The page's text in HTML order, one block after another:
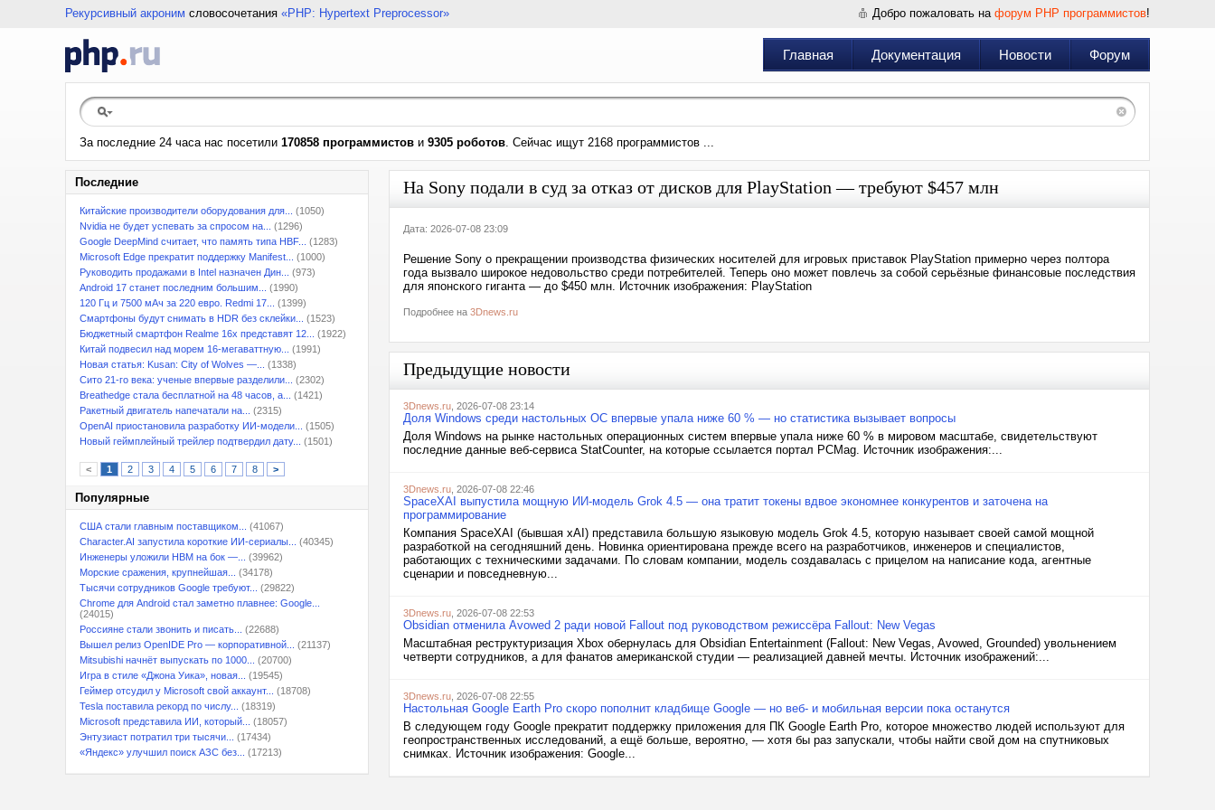
Рекурсивный акроним словосочетания «PHP: Hypertext Preprocessor» Добро пожаловать на форум PHP программистов!
Главная Документация Новости Форум
За последние 24 часа нас посетили 170858 программистов и 9305 роботов. Сейчас ищут 2168 программистов ...
Последние
Китайские производители оборудования для...
(1050)
Nvidia не будет успевать за спросом на...
(1296)
Google DeepMind считает, что память типа HBF...
(1283)
Microsoft Edge прекратит поддержку Manifest...
(1000)
Руководить продажами в Intel назначен Дин...
(973)
Android 17 станет последним большим...
(1990)
120 Гц и 7500 мАч за 220 евро. Redmi 17...
(1399)
Смартфоны будут снимать в HDR без склейки...
(1523)
Бюджетный смартфон Realme 16x представят 12...
(1922)
Китай подвесил над морем 16-мегаваттную...
(1991)
Новая статья: Kusan: City of Wolves —...
(1338)
Сито 21-го века: ученые впервые разделили...
(2302)
Breathedge стала бесплатной на 48 часов, а...
(1421)
Ракетный двигатель напечатали на...
(2315)
OpenAI приостановила разработку ИИ-модели...
(1505)
Новый геймплейный трейлер подтвердил дату...
(1501)
< 1 2 3 4 5 6 7 8 >
Популярные
США стали главным поставщиком...
(41067)
Character.AI запустила короткие ИИ-сериалы...
(40345)
Инженеры уложили HBM на бок —...
(39962)
Морские сражения, крупнейшая...
(34178)
Тысячи сотрудников Google требуют...
(29822)
Chrome для Android стал заметно плавнее: Google...
(24015)
Россияне стали звонить и писать...
(22688)
Вышел релиз OpenIDE Pro — корпоративной...
(21137)
Mitsubishi начнёт выпускать по 1000...
(20700)
Игра в стиле «Джона Уика», новая...
(19545)
Геймер отсудил у Microsoft свой аккаунт...
(18708)
Tesla поставила рекорд по числу...
(18319)
Microsoft представила ИИ, который...
(18057)
Энтузиаст потратил три тысячи...
(17434)
«Яндекс» улучшил поиск АЗС без...
(17213)
На Sony подали в суд за отказ от дисков для PlayStation — требуют $457 млн
Дата: 2026-07-08 23:09
Решение Sony о прекращении производства физических носителей для игровых приставок PlayStation примерно через полтора
года вызвало широкое недовольство среди потребителей. Теперь оно может повлечь за собой серьёзные финансовые последствия
для японского гиганта — до $450 млн. Источник изображения: PlayStation
Подробнее на 3Dnews.ru
Предыдущие новости
3Dnews.ru , 2026-07-08 23:14
Доля Windows среди настольных ОС впервые упала ниже 60 % — но статистика вызывает вопросы
Доля Windows на рынке настольных операционных систем впервые упала ниже 60 % в мировом масштабе, свидетельствуют
последние данные веб-сервиса StatCounter, на которые ссылается портал PCMag. Источник изображения:...
3Dnews.ru , 2026-07-08 22:46
SpaceXAI выпустила мощную ИИ-модель Grok 4.5 — она тратит токены вдвое экономнее конкурентов и заточена на
программирование
Компания SpaceXAI (бывшая xAI) представила большую языковую модель Grok 4.5, которую называет своей самой мощной
разработкой на сегодняшний день. Новинка ориентирована прежде всего на разработчиков, инженеров и специалистов,
работающих с техническими задачами. По словам компании, модель создавалась с прицелом на написание кода, агентные
сценарии и повседневную...
3Dnews.ru , 2026-07-08 22:53
Obsidian отменила Avowed 2 ради новой Fallout под руководством режиссёра Fallout: New Vegas
Масштабная реструктуризация Xbox обернулась для Obsidian Entertainment (Fallout: New Vegas, Avowed, Grounded) увольнением
четверти сотрудников, а для фанатов американской студии — реализацией давней мечты. Источник изображений:...
3Dnews.ru , 2026-07-08 22:55
Настольная Google Earth Pro скоро пополнит кладбище Google — но веб- и мобильная версии пока останутся
В следующем году Google прекратит поддержку приложения для ПК Google Earth Pro, которое множество людей используют для
геопространственных исследований, а ещё больше, вероятно, — хотя бы раз запускали, чтобы найти свой дом на спутниковых
снимках. Источник изображения: Google...